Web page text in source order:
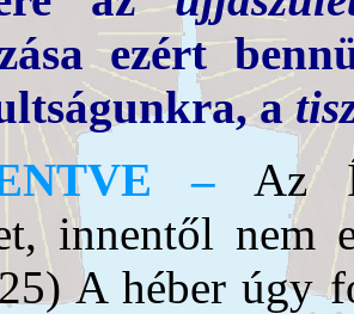
ezért
a
– Az
innentől nem
A héber úgy